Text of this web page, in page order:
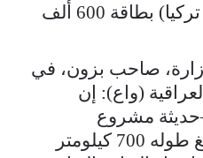
كركوك – جيهان (جنوبي تركيا) بطاقة 600 ألف
صاحب بزون، في
(واع): إن
مشروع
استراتيجي مهم جدًا، يبلغ طوله 700 كيلومتر